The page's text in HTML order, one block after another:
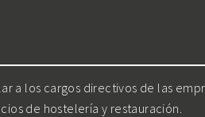
los cargos directivos de las
de hostelería y restauración.